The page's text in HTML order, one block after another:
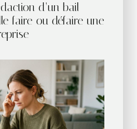
d’un bail
faire ou défaire une